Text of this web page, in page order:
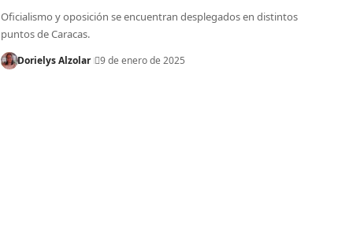
Oficialismo y oposición se encuentran desplegados en distintos
puntos de Caracas.
Dorielys Alzolar 9 de enero de 2025